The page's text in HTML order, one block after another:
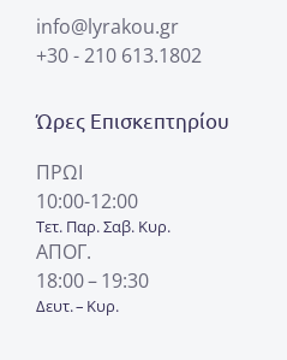
info@lyrakou.gr
+30 - 210 613.1802
Ώρες Επισκεπτηρίου
ΠΡΩΙ
10:00-12:00
Τετ. Παρ. Σαβ. Κυρ.
ΑΠΟΓ.
18:00 – 19:30
Δευτ. – Κυρ.